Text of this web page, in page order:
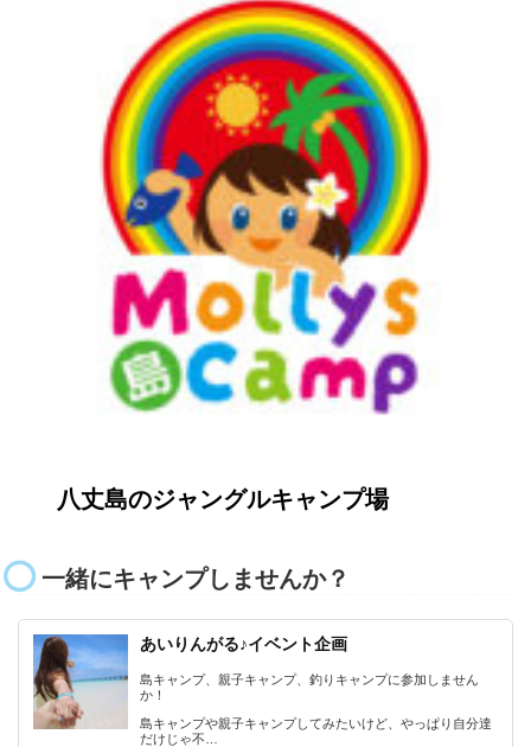
八丈島のジャングルキャンプ場
一緒にキャンプしませんか？
あいりんがる♪イベント企画
島キャンプ、親子キャンプ、釣りキャンプに参加しません
か！
島キャンプや親子キャンプしてみたいけど、やっぱり自分達
だけじゃ不…